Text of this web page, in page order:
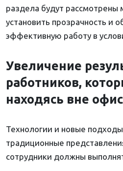
раздела будут
установить прозрачность и
эффективную работу в
Увеличение
работников,
находясь вне
Технологии и новые
традиционные
сотрудники должны